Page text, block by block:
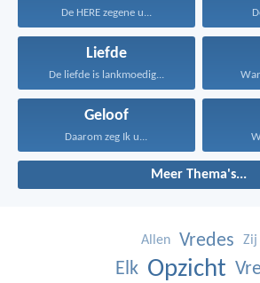
De HERE zegene u...
Liefde
De liefde is lankmoedig...
Geloof
Daarom zeg Ik u...
Meer Thema's...
Allen Vredes Zij
Elk Opzicht